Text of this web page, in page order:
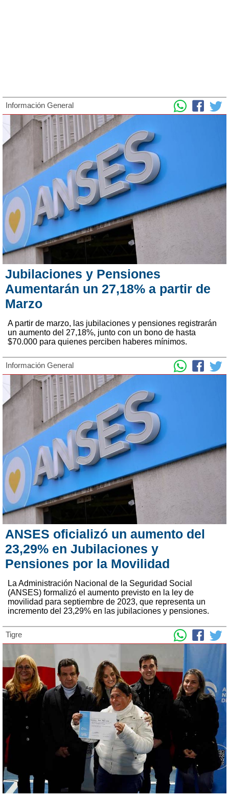
Información General
Jubilaciones y Pensiones
Aumentarán un 27,18% a partir de
Marzo
A partir de marzo, las jubilaciones y pensiones registrarán
un aumento del 27,18%, junto con un bono de hasta
$70.000 para quienes perciben haberes mínimos.
Información General
ANSES oficializó un aumento del
23,29% en Jubilaciones y
Pensiones por la Movilidad
La Administración Nacional de la Seguridad Social
(ANSES) formalizó el aumento previsto en la ley de
movilidad para septiembre de 2023, que representa un
incremento del 23,29% en las jubilaciones y pensiones.
Tigre